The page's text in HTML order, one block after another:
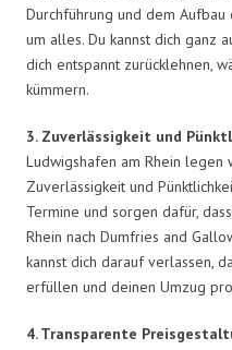
Durchführung und dem
um alles. Du kannst dich ganz
dich entspannt zurücklehnen,
kümmern.
3. Zuverlässigkeit und
Ludwigshafen am Rhein
Zuverlässigkeit und
Termine und sorgen dafür,
Rhein nach Dumfries and
kannst dich darauf verlassen,
erfüllen und deinen Umzug
4. Transparente